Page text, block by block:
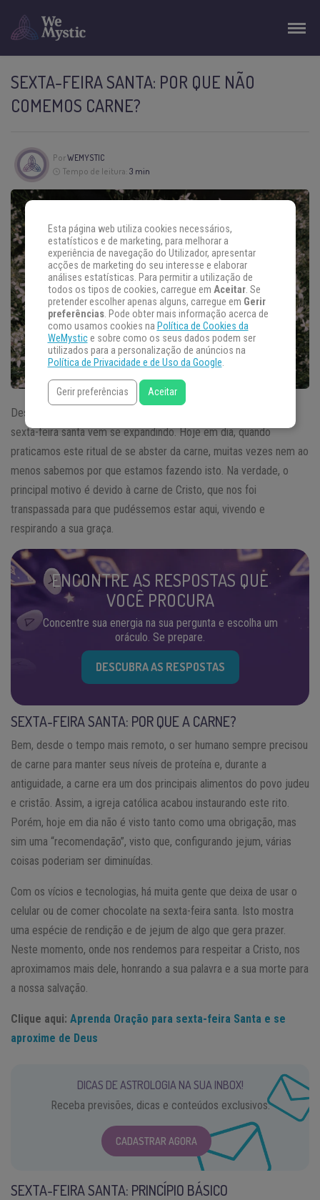
SEXTA-FEIRA SANTA: POR QUE NÃO
COMEMOS CARNE?
PorWEMYSTIC
Tempo de leitura: 3 min
Desde a antiguidade, o costume de não comer carne durante a
sexta-feira santa vem se expandindo. Hoje em dia, quando
praticamos este ritual de se abster da carne, muitas vezes nem ao
menos sabemos por que estamos fazendo isto. Na verdade, o
principal motivo é devido à carne de Cristo, que nos foi
transpassada para que pudéssemos estar aqui, vivendo e
respirando a sua graça.
ENCONTRE AS RESPOSTAS QUE
VOCÊ PROCURA
Concentre sua energia na sua pergunta e escolha um
oráculo. Se prepare.
DESCUBRA AS RESPOSTAS
SEXTA-FEIRA SANTA: POR QUE A CARNE?
Bem, desde o tempo mais remoto, o ser humano sempre precisou
de carne para manter seus níveis de proteína e, durante a
antiguidade, a carne era um dos principais alimentos do povo judeu
e cristão. Assim, a igreja católica acabou instaurando este rito.
Porém, hoje em dia não é visto tanto como uma obrigação, mas
sim uma “recomendação”, visto que, configurando jejum, várias
coisas poderiam ser diminuídas.
Com os vícios e tecnologias, há muita gente que deixa de usar o
celular ou de comer chocolate na sexta-feira santa. Isto mostra
uma espécie de rendição e de jejum de algo que gera prazer.
Neste momento, onde nos rendemos para respeitar a Cristo, nos
aproximamos mais dele, honrando a sua palavra e a sua morte para
a nossa salvação.
Clique aqui: Aprenda Oração para sexta-feira Santa e se
aproxime de Deus
DICAS DE ASTROLOGIA NA SUA INBOX!
Receba previsões, dicas e conteúdos exclusivos.
CADASTRAR AGORA
SEXTA-FEIRA SANTA: PRINCÍPIO BÁSICO
Esta página web utiliza cookies necessários,
estatísticos e de marketing, para melhorar a
experiência de navegação do Utilizador, apresentar
acções de marketing do seu interesse e elaborar
análises estatísticas. Para permitir a utilização de
todos os tipos de cookies, carregue em Aceitar. Se
pretender escolher apenas alguns, carregue em Gerir
preferências. Pode obter mais informação acerca de
como usamos cookies na Política de Cookies da
WeMystice sobre como os seus dados podem ser
utilizados para a personalização de anúncios na
Política de Privacidade e de Uso da Google.
Gerir preferências Aceitar